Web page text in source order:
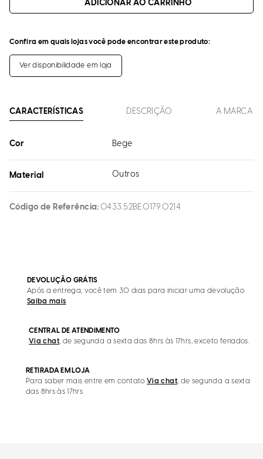
ADICIONAR AO CARRINHO
Confira em quais lojas você pode encontrar este produto:
Ver disponibilidade em loja
CARACTERÍSTICAS DESCRIÇÃO A MARCA
Cor Bege
Material Outros
Código de Referência 0433.52BE.0179.0214
DEVOLUÇÃO GRÁTIS
Após a entrega, você tem 30 dias para iniciar uma devolução
Saiba mais
CENTRAL DE ATENDIMENTO
Via chat, de segunda a sexta das 8hrs às 17hrs, exceto feriados.
RETIRADA EM LOJA
Para saber mais entre em contato Via chat, de segunda a sexta
das 8hrs às 17hrs